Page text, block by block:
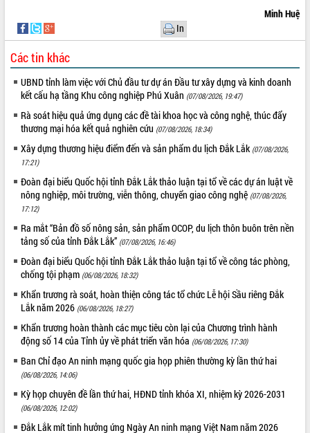
về phát triển nuôi trồng thủy sản
Phó Chủ tịch UBND tỉnh Đắk Lắk
Trương Công Thái kiểm tra thực địa
Dự án cao tốc Khánh Hòa - Buôn Ma
Thuột
Định vị cà phê Việt Nam như một “di
sản sống” trong dòng chảy toàn cầu
Xây dựng nông thôn mới: Nâng cao đời
sống người dân từ những mô hình thiết
thực
nhanh tiến độ các dự án trọng điểm
trong Khu kinh tế Nam Phú Yên
Hòn Yến phát triển du lịch gắn với bảo
tồn biển
Lấy ý kiến điều chỉnh Quy hoạch tỉnh
Đắk Lắk thời kỳ 2021-2030, tầm nhìn
đến năm 2050
Phát động chiến dịch 30 ngày đêm
giải phóng mặt bằng Tuyến đường bộ
ven biển
Đắk Lắk nỗ lực thúc đẩy tăng trưởng
II/2026
Đắk Lắk ký kết thỏa thuận hợp tác về
chuyển đổi số giai đoạn 2026 – 2030
với Tập đoàn Bưu chính Viễn thông
Việt Nam
Minh Huệ
In
Các tin khác
UBND tỉnh làm việc với Chủ đầu tư dự án Đầu tư xây dựng và kinh doanh
kết cấu hạ tầng Khu công nghiệp Phú Xuân (07/08/2026, 19:47)
Rà soát hiệu quả ứng dụng các đề tài khoa học và công nghệ, thúc đẩy
thương mại hóa kết quả nghiên cứu (07/08/2026, 18:34)
Xây dựng thương hiệu điểm đến và sản phẩm du lịch Đắk Lắk (07/08/2026,
17:21)
Đoàn đại biểu Quốc hội tỉnh Đắk Lắk thảo luận tại tổ về các dự án luật về
nông nghiệp, môi trường, viễn thông, chuyển giao công nghệ (07/08/2026,
17:12)
Ra mắt “Bản đồ số nông sản, sản phẩm OCOP, du lịch thôn buôn trên nền
tảng số của tỉnh Đắk Lắk” (07/08/2026, 16:46)
Đoàn đại biểu Quốc hội tỉnh Đắk Lắk thảo luận tại tổ về công tác phòng,
chống tội phạm (06/08/2026, 18:32)
Khẩn trương rà soát, hoàn thiện công tác tổ chức Lễ hội Sầu riêng Đắk
Lắk năm 2026 (06/08/2026, 18:27)
Khẩn trương hoàn thành các mục tiêu còn lại của Chương trình hành
động số 14 của Tỉnh ủy về phát triển văn hóa (06/08/2026, 17:30)
Ban Chỉ đạo An ninh mạng quốc gia họp phiên thường kỳ lần thứ hai
(06/08/2026, 14:06)
Kỳ họp chuyên đề lần thứ hai, HĐND tỉnh khóa XI, nhiệm kỳ 2026-2031
(06/08/2026, 12:02)
Đắk Lắk mít tinh hưởng ứng Ngày An ninh mạng Việt Nam năm 2026